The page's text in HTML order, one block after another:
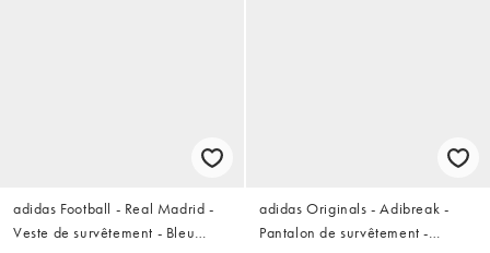
adidas Football - Real Madrid -
Veste de survêtement - Bleu
adidas Originals - Adibreak -
Pantalon de survêtement -